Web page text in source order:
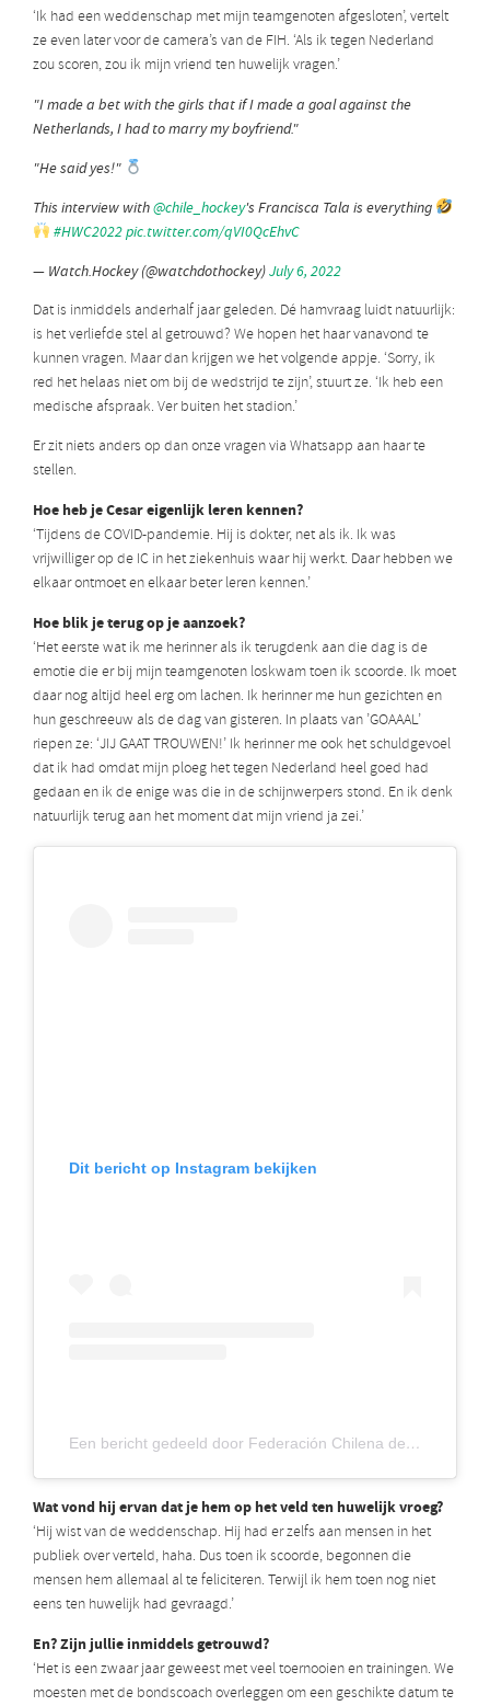
‘Ik had een weddenschap met mijn teamgenoten afgesloten’, vertelt
ze even later voor de camera’s van de FIH. ‘Als ik tegen Nederland
zou scoren, zou ik mijn vriend ten huwelijk vragen.’
"I made a bet with the girls that if I made a goal against the
Netherlands, I had to marry my boyfriend."
"He said yes!"
This interview with@chile_hockey's Francisca Tala is everything
#HWC2022pic.twitter.com/qVI0QcEhvC
— Watch.Hockey (@watchdothockey)July 6, 2022
Dat is inmiddels anderhalf jaar geleden. Dé hamvraag luidt natuurlijk:
is het verliefde stel al getrouwd? We hopen het haar vanavond te
kunnen vragen. Maar dan krijgen we het volgende appje. ‘Sorry, ik
red het helaas niet om bij de wedstrijd te zijn’, stuurt ze. ‘Ik heb een
medische afspraak. Ver buiten het stadion.’
Er zit niets anders op dan onze vragen via Whatsapp aan haar te
stellen.
Hoe heb je Cesar eigenlijk leren kennen?
‘Tijdens de COVID-pandemie. Hij is dokter, net als ik. Ik was
vrijwilliger op de IC in het ziekenhuis waar hij werkt. Daar hebben we
elkaar ontmoet en elkaar beter leren kennen.’
Hoe blik je terug op je aanzoek?
‘Het eerste wat ik me herinner als ik terugdenk aan die dag is de
emotie die er bij mijn teamgenoten loskwam toen ik scoorde. Ik moet
daar nog altijd heel erg om lachen. Ik herinner me hun gezichten en
hun geschreeuw als de dag van gisteren. In plaats van ’GOAAAL’
riepen ze: ‘JIJ GAAT TROUWEN!’ Ik herinner me ook het schuldgevoel
dat ik had omdat mijn ploeg het tegen Nederland heel goed had
gedaan en ik de enige was die in de schijnwerpers stond. En ik denk
natuurlijk terug aan het moment dat mijn vriend ja zei.’
Dit bericht op Instagram bekijken
Een bericht gedeeld door Federación Chilena de Hockey Sobre Césped
Wat vond hij ervan dat je hem op het veld ten huwelijk vroeg?
‘Hij wist van de weddenschap. Hij had er zelfs aan mensen in het
publiek over verteld, haha. Dus toen ik scoorde, begonnen die
mensen hem allemaal al te feliciteren. Terwijl ik hem toen nog niet
eens ten huwelijk had gevraagd.’
En? Zijn jullie inmiddels getrouwd?
‘Het is een zwaar jaar geweest met veel toernooien en trainingen. We
moesten met de bondscoach overleggen om een geschikte datum te